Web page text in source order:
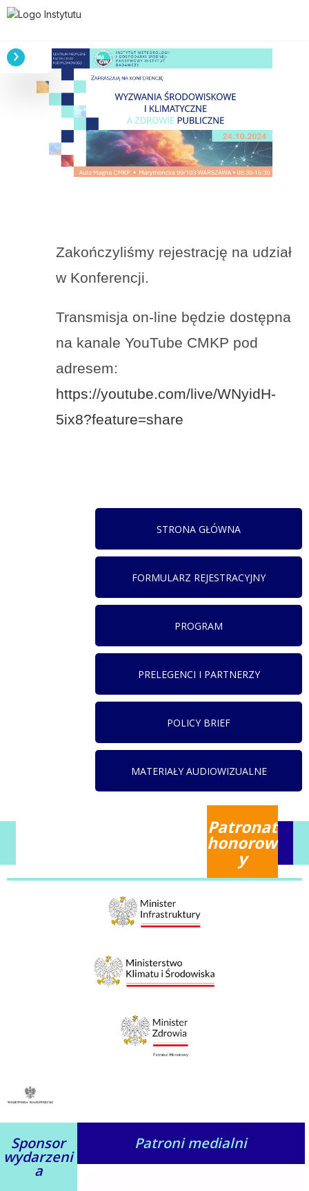
Zakończyliśmy rejestrację na udział
w Konferencji.
Transmisja on-line będzie dostępna
na kanale YouTube CMKP pod
adresem:
https://youtube.com/live/WNyidH-
5ix8?feature=share
STRONA GŁÓWNA
FORMULARZ REJESTRACYJNY
PROGRAM
PRELEGENCI I PARTNERZY
POLICY BRIEF
MATERIAŁY AUDIOWIZUALNE
Patronat
honorow
y
Sponsor
wydarzeni
a
Patroni medialni